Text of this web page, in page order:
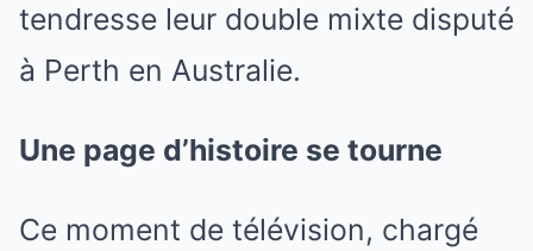
tendresse leur double mixte disputé
à Perth en Australie.
Une page d’histoire se tourne
Ce moment de télévision, chargé